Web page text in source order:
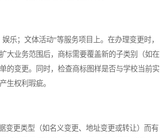
；文体活动”等服务项目上。在办理变更时，
大业务范围后，商标需要覆盖新的子类别（如在
的变更。同时，检查商标图样是否与学校当前实
生权利瑕疵。
更类型（如名义变更、地址变更或转让）而有